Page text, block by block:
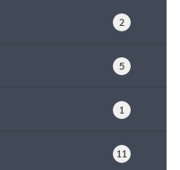
2
5
1
11